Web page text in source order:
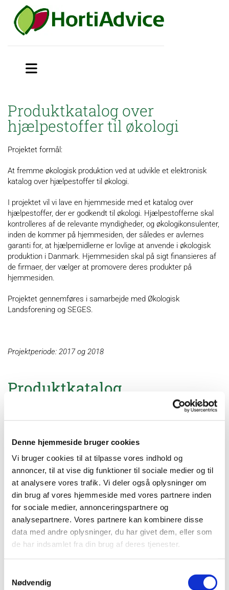
Denne hjemmeside bruger cookies
Vi bruger cookies til at tilpasse vores indhold og
annoncer, til at vise dig funktioner til sociale medier og til
at analysere vores trafik. Vi deler også oplysninger om
din brug af vores hjemmeside med vores partnere inden
for sociale medier, annonceringspartnere og
analysepartnere. Vores partnere kan kombinere disse
data med andre oplysninger, du har givet dem, eller som
de har indsamlet fra din brug af deres tjenester.
Nødvendig
Produktkatalog over
hjælpestoffer til økologi
Projektet formål:
At fremme økologisk produktion ved at udvikle et elektronisk
katalog over hjælpestoffer til økologi.
I projektet vil vi lave en hjemmeside med et katalog over
hjælpestoffer, der er godkendt til økologi. Hjælpestofferne skal
kontrolleres af de relevante myndigheder, og økologikonsulenter,
inden de kommer på hjemmesiden, der således er avlernes
garanti for, at hjælpemidlerne er lovlige at anvende i økologisk
produktion i Danmark. Hjemmesiden skal på sigt finansieres af
de firmaer, der vælger at promovere deres produkter på
hjemmesiden.
Projektet gennemføres i samarbejde med Økologisk
Landsforening og SEGES.
Projektperiode: 2017 og 2018
Produktkatalog
Artikler online
Artikel om Økokataloget på
www.gartnertidende.dk
Artikler
Økokataloget.dk. Artikel af Pernille M. B. Kynde og
Richard de Visser. Gartner Tidende nr. 2 - 2019